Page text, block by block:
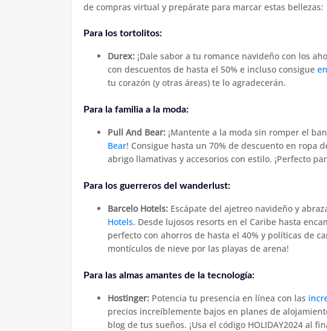
de compras virtual y prepárate para marcar estas bellezas:
Para los tortolitos:
Durex: ¡Dale sabor a tu romance navideño con los
con descuentos de hasta el 50% e incluso consigue
tu corazón (y otras áreas) te lo agradecerán.
Para la familia a la moda:
Pull And Bear: ¡Mantente a la moda sin romper el
Bear! Consigue hasta un 70% de descuento en ropa
abrigo llamativas y accesorios con estilo. ¡Perfecto
Para los guerreros del wanderlust:
Barcelo Hotels: Escápate del ajetreo navideño y
Hotels. Desde lujosos resorts en el Caribe hasta
perfecto con ahorros de hasta el 40% y políticas de
montículos de nieve por las playas de arena!
Para las almas amantes de la tecnología:
Hostinger: Potencia tu presencia en línea con las
precios increíblemente bajos en planes de
blog de tus sueños. ¡Usa el código HOLIDAY2024 al